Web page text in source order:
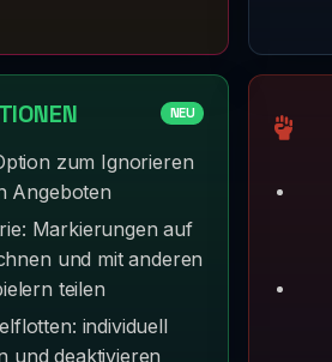
NEU
zum Ignorieren
Angeboten
Markierungen auf
und mit anderen
teilen
individuell
und deaktivieren